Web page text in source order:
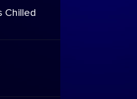
Chilled